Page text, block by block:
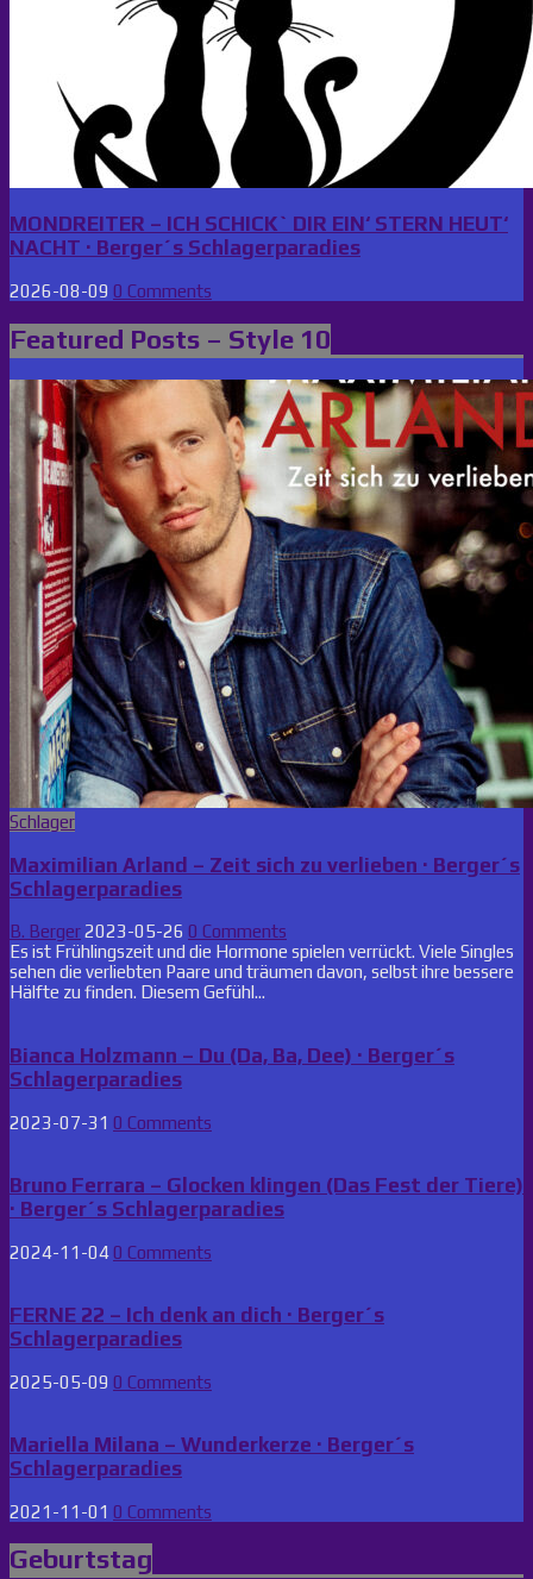
MONDREITER – ICH SCHICK` DIR EIN‘ STERN HEUT‘
NACHT · Berger´s Schlagerparadies
2026-08-09 0 Comments
Featured Posts – Style 10
Posted
Schlager
Maximilian Arland – Zeit sich zu verlieben · Berger´s
Schlagerparadies
B. Berger2023-05-26 0 Comments
Es ist Frühlingszeit und die Hormone spielen verrückt. Viele Singles
sehen die verliebten Paare und träumen davon, selbst ihre bessere
Hälfte zu finden. Diesem Gefühl...
Bianca Holzmann – Du (Da, Ba, Dee) · Berger´s
Schlagerparadies
2023-07-31 0 Comments
Bruno Ferrara – Glocken klingen (Das Fest der Tiere)
· Berger´s Schlagerparadies
2024-11-04 0 Comments
FERNE 22 – Ich denk an dich · Berger´s
Schlagerparadies
2025-05-09 0 Comments
Mariella Milana – Wunderkerze · Berger´s
Schlagerparadies
2021-11-01 0 Comments
Geburtstag